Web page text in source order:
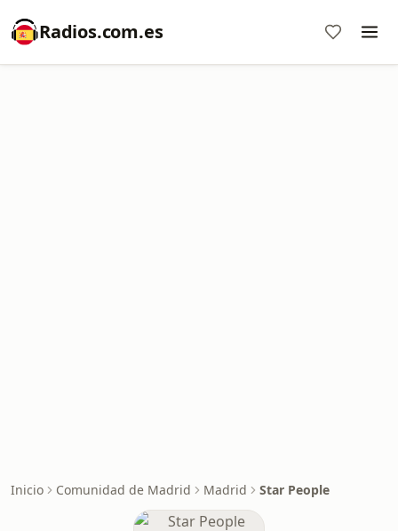
Radios.com.es
Inicio Comunidad de Madrid Madrid Star People